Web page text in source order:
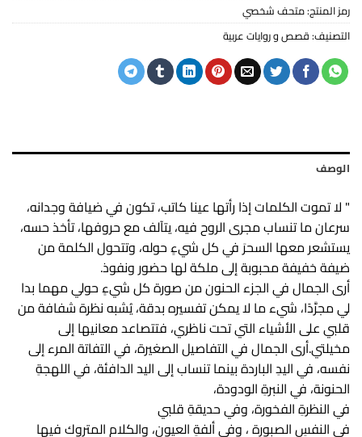
رمز المنتج:متحف شخصي
التصنيف:قصص و روايات عربية
الوصف
" لا تموت الكلمات إذا رأتها عينا كاتب، تكون في ضيافة وجدانه،
سرعان ما تنساب مجرى الروح فيه، يتآلف مع حروفها، تأخذ حسه،
يستشعر معها السحرَ في كل شيءٍ حوله، وتتحول الكلمة من
ضيفة خفيفة محبوبة إلى ملكة لها حضور ونفوذ.
أرى الجمال في الجزء الحنون من صورة كل شيءٍ حولي مهما بدا
لي مجرَّدًا، شيء ما لا يمكن تفسيره بدقة، يُشبه نظرة شفافة من
قلبي على الأشياء التي تحت ناظري، فتتصاعد معانيها إلى
مخيلتي.أرى الجمال في التفاصيل الصغيرة، في التفاتة المرء إلى
نفسه، في اليدِ الباردة بينما تنساب إلى اليد الدافئة، في اللهجةِ
الحنونة، في النبرةِ الودودة،
في النظرةِ الفخورة، وفي حديقةِ قلبي
في النفسِ الصبورة ، وفي ألفةِ العيون، والكلام المتروك فيها